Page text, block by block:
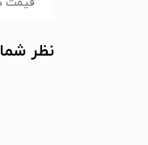
نظر